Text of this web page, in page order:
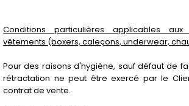
Conditions particulières applicables
vêtements (boxers, caleçons, underwear,
Pour des raisons d'hygiène, sauf défaut de
rétractation ne peut être exercé par le
contrat de vente.